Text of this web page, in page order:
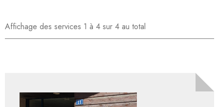
Affichage des services 1 à 4 sur 4 au total